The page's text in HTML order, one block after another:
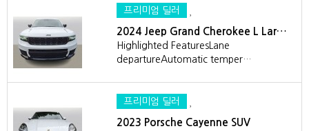
프리미엄 딜러
2024 Jeep Grand Cherokee L Lar…
Highlighted FeaturesLane
departureAutomatic temper…
프리미엄 딜러
2023 Porsche Cayenne SUV